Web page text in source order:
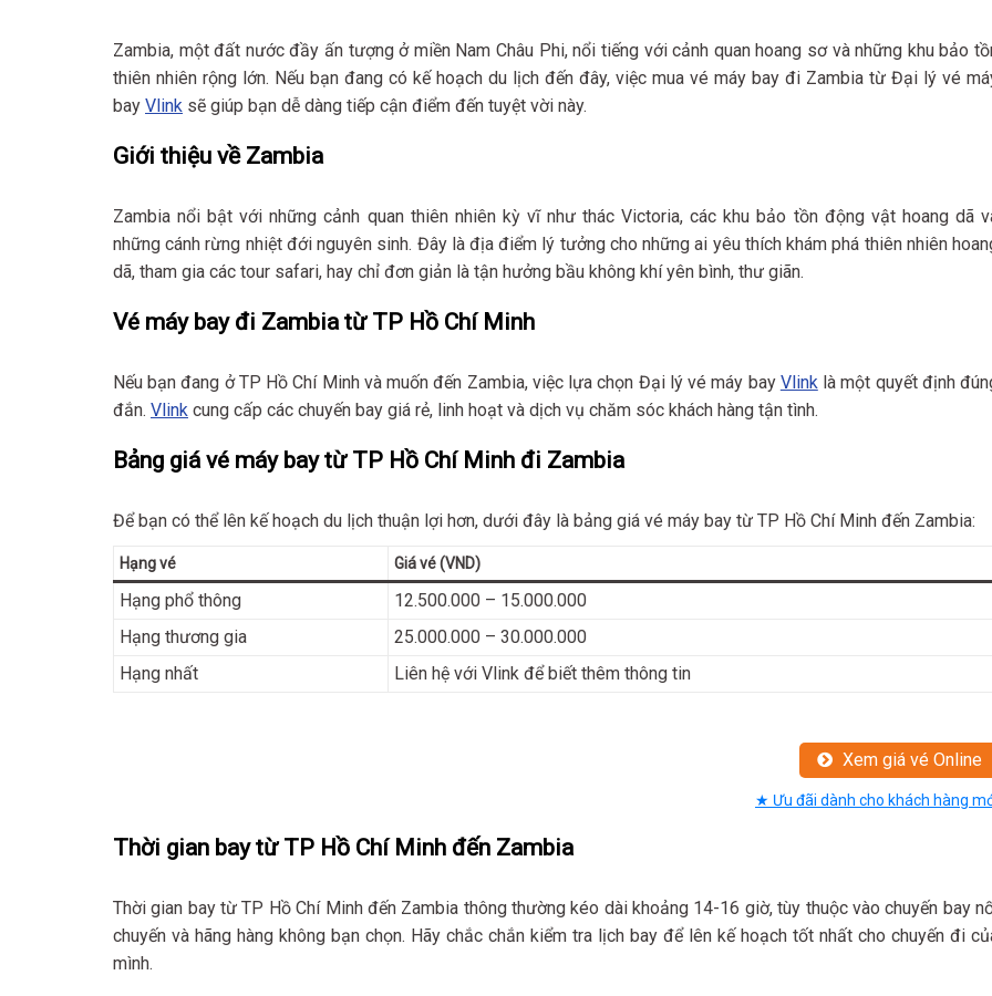
Zambia, một đất nước đầy ấn tượng ở miền Nam Châu Phi, nổi tiếng với cảnh quan hoang sơ và những khu bảo
thiên nhiên rộng lớn. Nếu bạn đang có kế hoạch du lịch đến đây, việc mua vé máy bay đi Zambia từ Đại lý vé
bay Vlink sẽ giúp bạn dễ dàng tiếp cận điểm đến tuyệt vời này.
Giới thiệu về Zambia
Zambia nổi bật với những cảnh quan thiên nhiên kỳ vĩ như thác Victoria, các khu bảo tồn động vật hoang dã
những cánh rừng nhiệt đới nguyên sinh. Đây là địa điểm lý tưởng cho những ai yêu thích khám phá thiên nhiên
dã, tham gia các tour safari, hay chỉ đơn giản là tận hưởng bầu không khí yên bình, thư giãn.
Vé máy bay đi Zambia từ TP Hồ Chí Minh
Nếu bạn đang ở TP Hồ Chí Minh và muốn đến Zambia, việc lựa chọn Đại lý vé máy bay Vlinklà một quyết định
đắn. Vlink cung cấp các chuyến bay giá rẻ, linh hoạt và dịch vụ chăm sóc khách hàng tận tình.
Bảng giá vé máy bay từ TP Hồ Chí Minh đi Zambia
Để bạn có thể lên kế hoạch du lịch thuận lợi hơn, dưới đây là bảng giá vé máy bay từ TP Hồ Chí Minh đến Zambia:
Hạng vé Giá vé (VND)
Hạng phổ thông
12.500.000 – 15.000.000
Hạng thương gia
25.000.000 – 30.000.000
Hạng nhất
Liên hệ với Vlink để biết thêm thông tin
Xem giá vé Online
★ Ưu đãi dành cho khách hàng
Thời gian bay từ TP Hồ Chí Minh đến Zambia
Thời gian bay từ TP Hồ Chí Minh đến Zambia thông thường kéo dài khoảng 14-16 giờ, tùy thuộc vào chuyến bay
chuyến và hãng hàng không bạn chọn. Hãy chắc chắn kiểm tra lịch bay để lên kế hoạch tốt nhất cho chuyến đi
mình.